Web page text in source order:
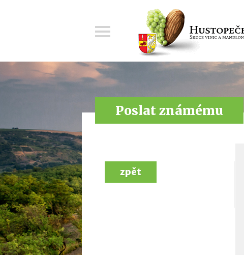
Poslat známému
zpět